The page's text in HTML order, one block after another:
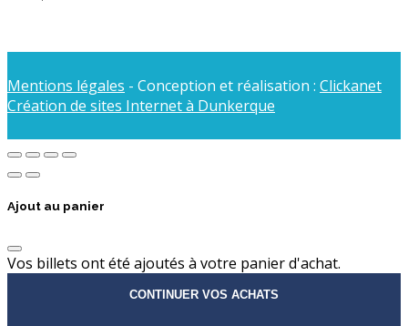
Mentions légales - Conception et réalisation : Clickanet
Création de sites Internet à Dunkerque
Ajout au panier
Vos billets ont été ajoutés à votre panier d'achat.
CONTINUER VOS ACHATS